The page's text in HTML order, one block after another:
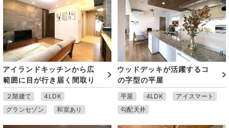
アイランドキッチンから広
範囲に目が行き届く間取り
２階建て
4LDK
グランセゾン
和室あり
ウッドデッキが活躍するコ
の字型の平屋
平屋 4LDK
アイスマート
勾配天井